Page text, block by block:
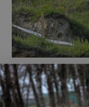
Eleveit es socio
Eleveit se complace